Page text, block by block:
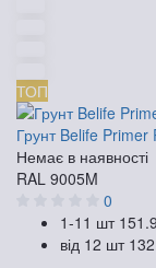
ТОП
Грунт Belife
Немає в наявності
RAL 9005M
0
1-11 шт
від 12 шт